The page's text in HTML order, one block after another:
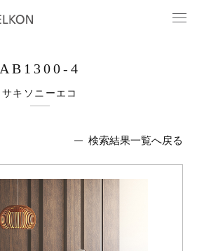
AB1300-4
サキソニーエコ
検索結果一覧へ戻る